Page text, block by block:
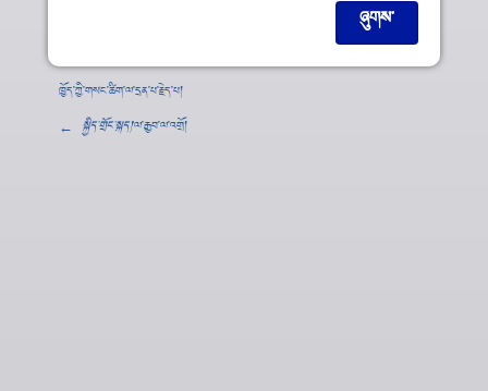
ཁྱོད་ཀྱི་གསང་ཚིག་ལ་དྲན་པ་རྗེད་པ།
← སྐྱིད་གྲོང་སྐད།་ལ་རྒྱབ་ལ་འགྲོ།